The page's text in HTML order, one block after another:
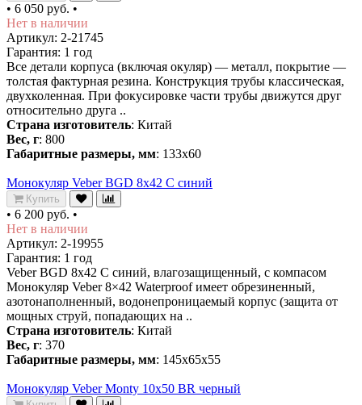
• 6 050 руб. •
Нет в наличии
Артикул: 2-21745
Гарантия: 1 год
Все детали корпуса (включая окуляр) — металл, покрытие —
толстая фактурная резина. Конструкция трубы классическая,
двухколенная. При фокусировке части трубы движутся друг
относительно друга ..
Страна изготовитель: Китай
Вес, г: 800
Габаритные размеры, мм: 133x60
Монокуляр Veber BGD 8x42 С синий
Купить
• 6 200 руб. •
Нет в наличии
Артикул: 2-19955
Гарантия: 1 год
Veber BGD 8x42 С синий, влагозащищенный, с компасом
Монокуляр Veber 8×42 Waterproof имеет обрезиненный,
азотонаполненный, водонепроницаемый корпус (защита от
мощных струй, попадающих на ..
Страна изготовитель: Китай
Вес, г: 370
Габаритные размеры, мм: 145x65x55
Монокуляр Veber Monty 10x50 BR черный